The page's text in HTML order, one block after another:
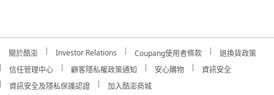
關於酷澎 Investor Relations Coupang使用者條款
退換貨政策
信任管理中心
顧客隱私權政策通知 安心購物
資訊安全
資訊安全及隱私保護認證
加入酷澎商城